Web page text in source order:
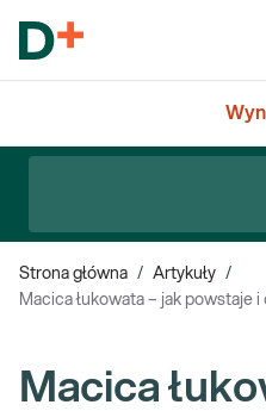
Strona główna / Artykuły /
Macica łukowata – jak powstaje i
Macica